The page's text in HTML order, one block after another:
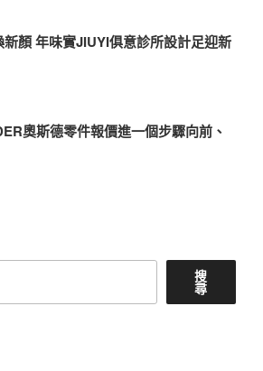
顏 年味實JIUYI俱意診所設計足迎新
奧斯德零件報價進一個步驟向前、
搜
尋